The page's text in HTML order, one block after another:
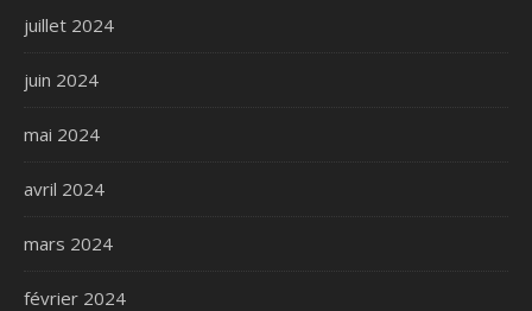
juillet 2024
juin 2024
mai 2024
avril 2024
mars 2024
février 2024